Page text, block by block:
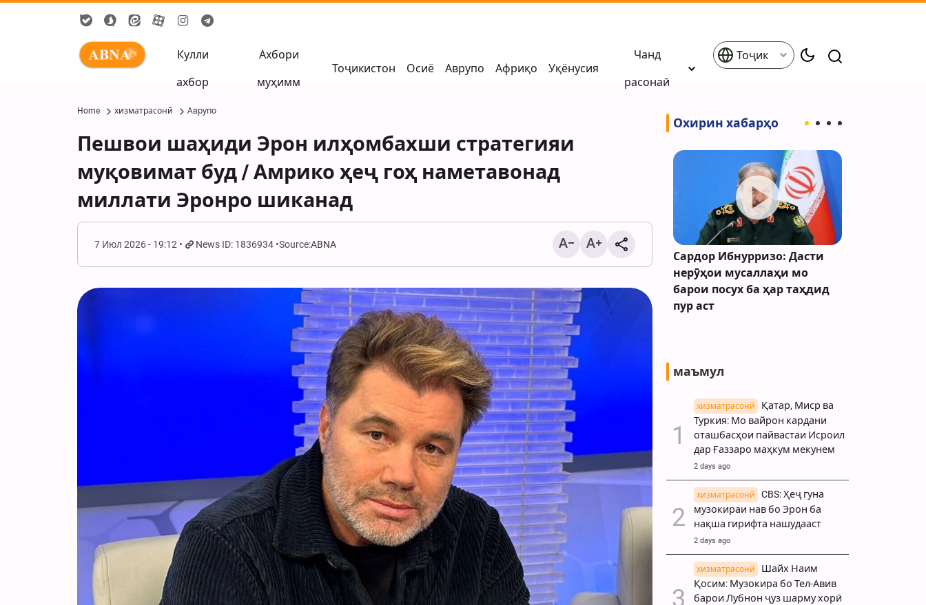
Кулли
ахбор
Ахбори
муҳимм
Тоҷикистон Осиё Аврупо Африқо Уқёнусия
Чанд
расонаӣ
Тоҷик
Home хизматрасонй Аврупо
Пешвои шаҳиди Эрон илҳомбахши стратегияи
муқовимат буд / Амрико ҳеҷ гоҳ наметавонад
миллати Эронро шиканад
7 Июл 2026 - 19:12 News ID: 1836934 Source:ABNA
Охирин хабарҳо
ишғолшуда идома дорад
Сардор Ибнурризо: Дасти
нерӯҳои мусаллаҳи мо
барои посух ба ҳар таҳдид
пур аст
маъмул
хизматрасонй
Қатар, Миср ва
Туркия: Мо вайрон кардани
оташбасҳои пайвастаи Исроил
дар Ғаззаро маҳкум мекунем
2 days ago
хизматрасонй
CBS: Ҳеҷ гуна
музокираи нав бо Эрон ба
нақша гирифта нашудааст
2 days ago
хизматрасонй
Шайх Наим
Қосим: Музокира бо Тел-Авив
барои Лубнон ҷуз шарму хорӣ